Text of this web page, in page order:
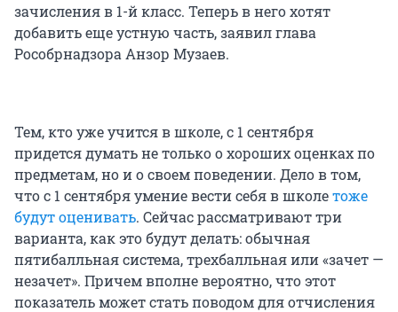
зачисления в 1-й класс. Теперь в него хотят
добавить еще устную часть, заявил глава
Рособрнадзора Анзор Музаев.
Тем, кто уже учится в школе, с 1 сентября
придется думать не только о хороших оценках по
предметам, но и о своем поведении. Дело в том,
что с 1 сентября умение вести себя в школетоже
будут оценивать. Сейчас рассматривают три
варианта, как это будут делать: обычная
пятибалльная система, трехбалльная или «зачет —
незачет». Причем вполне вероятно, что этот
показатель может стать поводом для отчисления